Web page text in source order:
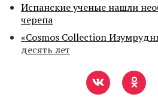
Испанские ученые нашли
черепа
«Cosmos Collection
десять лет